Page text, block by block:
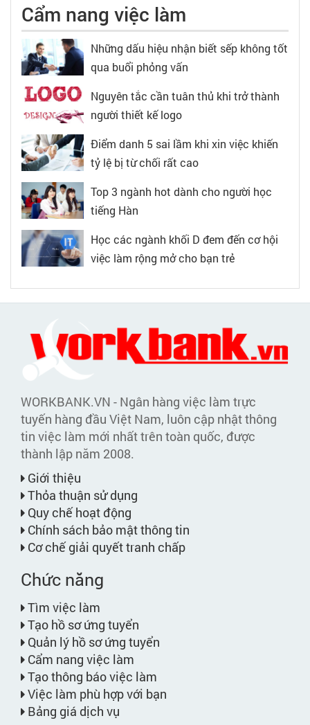
Cẩm nang việc làm
Những dấu hiệu nhận biết sếp không tốt
qua buổi phỏng vấn
Nguyên tắc cần tuân thủ khi trở thành
người thiết kế logo
Điểm danh 5 sai lầm khi xin việc khiến
tỷ lệ bị từ chối rất cao
Top 3 ngành hot dành cho người học
tiếng Hàn
Học các ngành khối D đem đến cơ hội
việc làm rộng mở cho bạn trẻ
WORKBANK.VN - Ngân hàng việc làm trực
tuyến hàng đầu Việt Nam, luôn cập nhật thông
tin việc làm mới nhất trên toàn quốc, được
thành lập năm 2008.
Giới thiệu
Thỏa thuận sử dụng
Quy chế hoạt động
Chính sách bảo mật thông tin
Cơ chế giải quyết tranh chấp
Chức năng
Tìm việc làm
Tạo hồ sơ ứng tuyển
Quản lý hồ sơ ứng tuyển
Cẩm nang việc làm
Tạo thông báo việc làm
Việc làm phù hợp với bạn
Bảng giá dịch vụ